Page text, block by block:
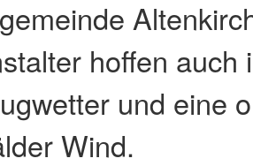
hoffen
und eine
Wind.